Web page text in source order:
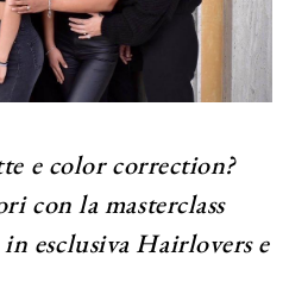
e color correction?
con la masterclass
esclusiva Hairlovers e